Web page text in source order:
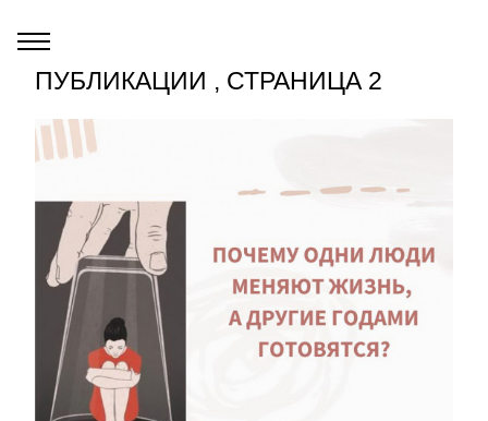
ПУБЛИКАЦИИ , СТРАНИЦА 2